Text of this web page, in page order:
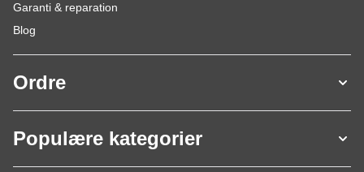
Garanti & reparation
Blog
Ordre
Populære kategorier